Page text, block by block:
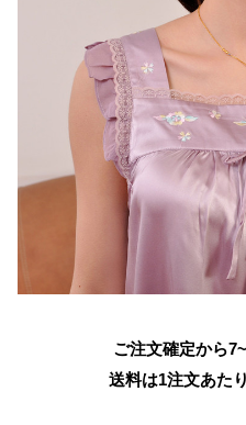
ご注文確定から
送料は1注文あたり